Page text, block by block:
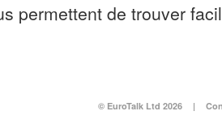
permettent de trouver
© EuroTalk Ltd 2026 |